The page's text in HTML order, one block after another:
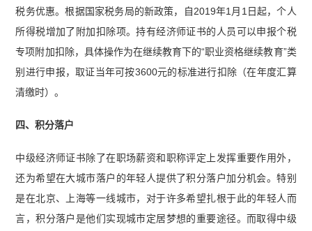
税务优惠。根据国家税务局的新政策，自2019年1月1日起，个人
所得税增加了附加扣除项。持有经济师证书的人员可以申报个税
专项附加扣除，具体操作为在继续教育下的“职业资格继续教育”类
别进行申报，取证当年可按3600元的标准进行扣除（在年度汇算
清缴时）。
四、积分落户
中级经济师证书除了在职场薪资和职称评定上发挥重要作用外，
还为希望在大城市落户的年轻人提供了积分落户加分机会。特别
是在北京、上海等一线城市，对于许多希望扎根于此的年轻人而
言，积分落户是他们实现城市定居梦想的重要途径。而取得中级